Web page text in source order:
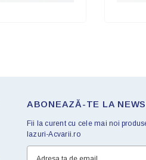
ABONEAZĂ-TE LA
Fii la curent cu cele mai noi
Iazuri-Acvarii.ro